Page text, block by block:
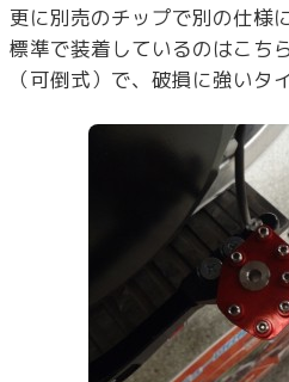
更に別売のチップで別の仕様
標準で装着しているのはこち
（可倒式）で、破損に強いタ